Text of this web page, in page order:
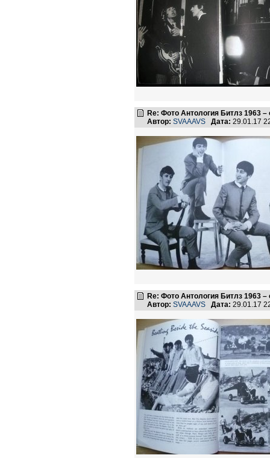
Re: Фото Антология Битлз 1963 –
Автор: SVAAAVS Дата: 29.01.17
Re: Фото Антология Битлз 1963 –
Автор: SVAAAVS Дата: 29.01.17